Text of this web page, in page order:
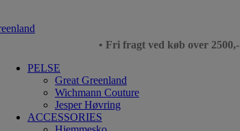
• Fri fragt ved køb over 2500,-
PELSE
Great Greenland
Wichmann Couture
Jesper Høvring
ACCESSORIES